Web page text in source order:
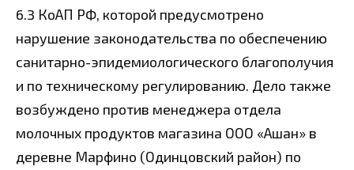
6.3 КоАП РФ, которой предусмотрено
нарушение законодательства по обеспечению
санитарно-эпидемиологического благополучия
и по техническому регулированию. Дело также
возбуждено против менеджера отдела
молочных продуктов магазина ООО «Ашан» в
деревне Марфино (Одинцовский район) по